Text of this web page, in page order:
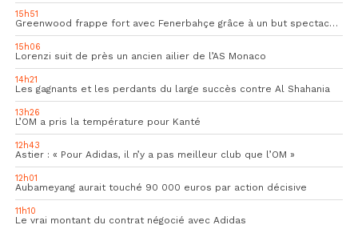
15h51
Greenwood frappe fort avec Fenerbahçe grâce à un but spectaculaire
15h06
Lorenzi suit de près un ancien ailier de l’AS Monaco
14h21
Les gagnants et les perdants du large succès contre Al Shahania
13h26
L’OM a pris la température pour Kanté
12h43
Astier : « Pour Adidas, il n’y a pas meilleur club que l’OM »
12h01
Aubameyang aurait touché 90 000 euros par action décisive
11h10
Le vrai montant du contrat négocié avec Adidas